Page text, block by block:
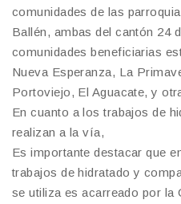
comunidades de las
Ballén, ambas del cantón 24
comunidades beneficiarias
Nueva Esperanza, La
Portoviejo, El Aguacate, y
En cuanto a los trabajos de
realizan a la vía,
Es importante destacar que
trabajos de hidratado y
se utiliza es acarreado por la